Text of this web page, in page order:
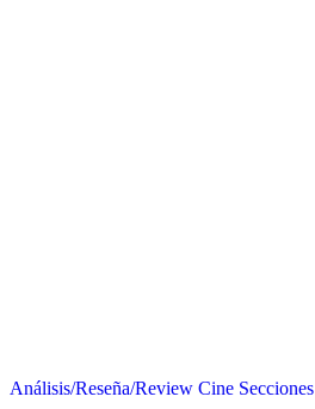
Análisis/Reseña/Review Cine Secciones